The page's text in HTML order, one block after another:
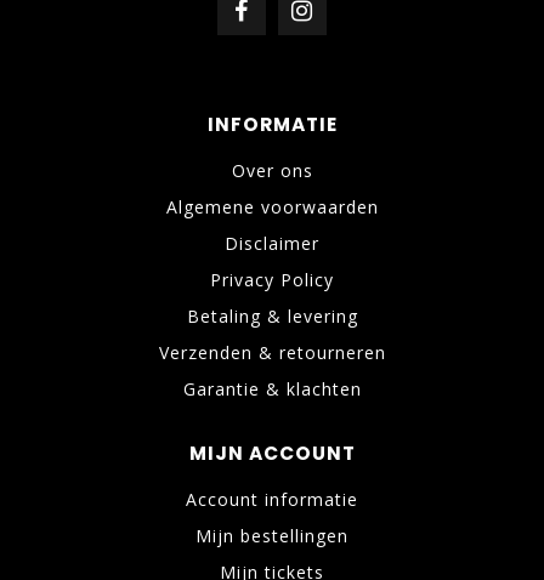
INFORMATIE
Over ons
Algemene voorwaarden
Disclaimer
Privacy Policy
Betaling & levering
Verzenden & retourneren
Garantie & klachten
MIJN ACCOUNT
Account informatie
Mijn bestellingen
Mijn tickets